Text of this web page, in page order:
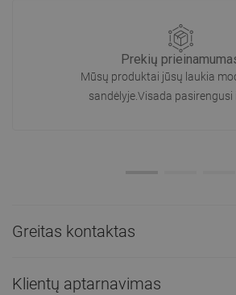
Prekių
Mūsų produktai jūsų laukia
sandėlyje.Visada pasirengusi
Greitas kontaktas
Klientų aptarnavimas